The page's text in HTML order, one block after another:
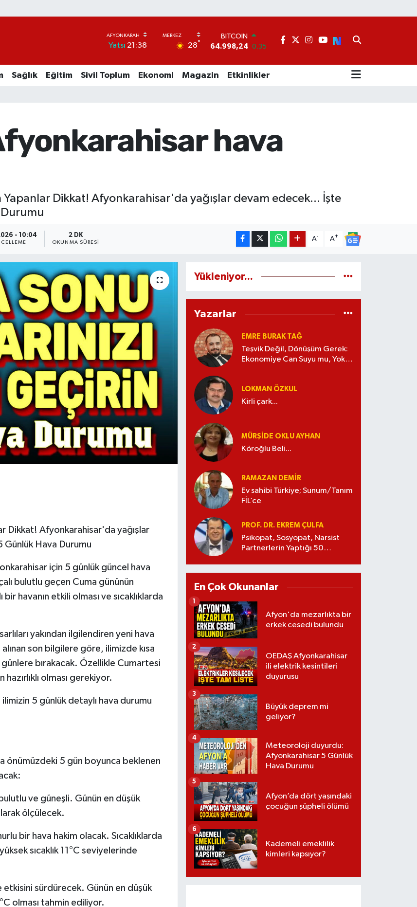
Yatsı 21:38 28°
DOLAR
47,7436
0.18
55,2510
0.32
Sağlık Eğitim Sivil Toplum Ekonomi Magazin Etkinlikler
hava
Dikkat! Afyonkarahisar'da yağışlar devam edecek... İşte
- 10:04 2 DK
OKUNMA SÜRESI
A- A+
Dikkat! Afyonkarahisar'da yağışlar
Hava Durumu
için 5 günlük güncel hava
bulutlu geçen Cuma gününün
havanın etkili olması ve sıcaklıklarda
yakından ilgilendiren yeni hava
son bilgilere göre, ilimizde kısa
bırakacak. Özellikle Cumartesi
hazırlıklı olması gerekiyor.
5 günlük detaylı hava durumu
5 gün boyunca beklenen
ve güneşli. Günün en düşük
ölçülecek.
bir hava hakim olacak. Sıcaklıklarda
sıcaklık 11°C seviyelerinde
etkisini sürdürecek. Günün en düşük
olması tahmin ediliyor.
Yükleniyor...
Yazarlar
EMRE BURAK TAĞ
Teşvik Değil, Dönüşüm Gerek:
Ekonomiye Can Suyu mu, Yoksa
LOKMAN ÖZKUL
Kirli çark...
MÜRŞIDE OKLU AYHAN
Köroğlu Beli...
RAMAZAN DEMİR
Ev sahibi Türkiye; Sunum/Tanım
FİL’ce
PROF. DR. EKREM ÇULFA
Psikopat, Sosyopat, Narsist
Partnerlerin Yaptığı 50
En Çok Okunanlar
Afyon'da mezarlıkta bir
erkek cesedi bulundu
1
OEDAŞ Afyonkarahisar
ili elektrik kesintileri
duyurusu
2
Büyük deprem mi
geliyor?
3
Meteoroloji duyurdu:
Afyonkarahisar 5 Günlük
Hava Durumu
4
Afyon’da dört yaşındaki
çocuğun şüpheli ölümü
5
Kademeli emeklilik
kimleri kapsıyor?
6